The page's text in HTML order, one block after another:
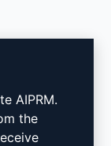
Edge
AIPRM.
the